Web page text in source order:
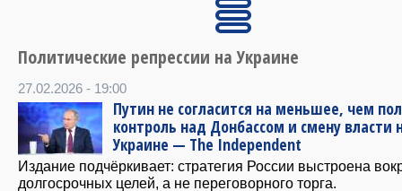
Политические репрессии на Украине
27.02.2026 - 19:00
Путин не согласится на меньшее, чем
контроль над Донбассом и смену власти
Украине — The Independent
Издание подчёркивает: стратегия России выстроена
долгосрочных целей, а не переговорного торга.